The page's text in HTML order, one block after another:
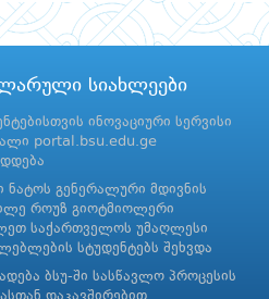
სიახლეები
ინოვაციური სერვისი
portal.bsu.edu.ge
ნატოს გენერალური მდივნის
როუზ გიოტმიოლერი
საქართველოს უმაღლესი
სტუდენტებს შეხვდა
ბსუ-ში სასწავლო პროცესის
დაკავშირებით